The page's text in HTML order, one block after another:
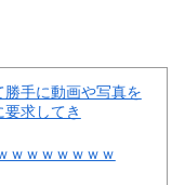
手に動画や写真を
求してき
ｗｗｗｗｗｗｗ